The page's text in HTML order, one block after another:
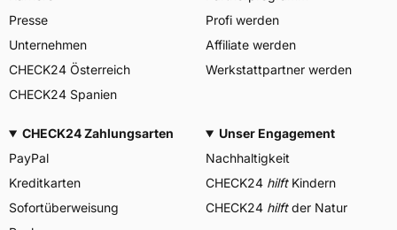
Presse
Unternehmen
CHECK24 Österreich
CHECK24 Spanien
Profi werden
Affiliate werden
Werkstattpartner werden
CHECK24 Zahlungsarten
PayPal
Kreditkarten
Sofortüberweisung
Unser Engagement
Nachhaltigkeit
CHECK24 hilftKindern
CHECK24 hilftder Natur